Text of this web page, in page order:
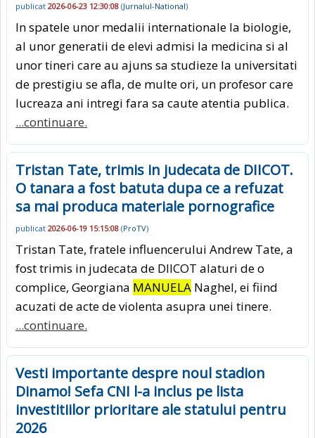
publicat 2026-06-23 12:30:08 (Jurnalul-National)
In spatele unor medalii internationale la biologie,
al unor generatii de elevi admisi la medicina si al
unor tineri care au ajuns sa studieze la universitati
de prestigiu se afla, de multe ori, un profesor care
lucreaza ani intregi fara sa caute atentia publica.
...continuare.
Tristan Tate, trimis in judecata de DIICOT.
O tanara a fost batuta dupa ce a refuzat
sa mai produca materiale pornografice
publicat 2026-06-19 15:15:08 (ProTV)
Tristan Tate, fratele influencerului Andrew Tate, a
fost trimis in judecata de DIICOT alaturi de o
complice, Georgiana MANUELA Naghel, ei fiind
acuzati de acte de violenta asupra unei tinere.
...continuare.
Vesti importante despre noul stadion
Dinamo! Sefa CNI l-a inclus pe lista
investitiilor prioritare ale statului pentru
2026